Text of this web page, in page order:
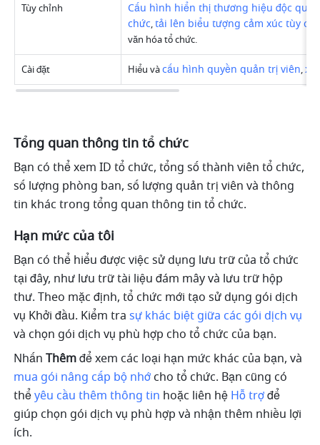
Tùy chỉnh
Cấu hình hiển thị thương hiệu độc
chức, tải lên biểu tượng cảm xúc tùy
văn hóa tổ chức.
Cài đặt Hiểu và cấu hình quyền quản trị viên,
Tổng quan thông tin tổ chức
Bạn có thể xem ID tổ chức, tổng số thành viên tổ chức,
số lượng phòng ban, số lượng quản trị viên và thông
tin khác trong tổng quan thông tin tổ chức.
Hạn mức của tôi
Bạn có thể hiểu được việc sử dụng lưu trữ của tổ chức
tại đây, như lưu trữ tài liệu đám mây và lưu trữ hộp
thư. Theo mặc định, tổ chức mới tạo sử dụng gói dịch
vụ Khởi đầu. Kiểm tra sự khác biệt giữa các gói dịch vụ
và chọn gói dịch vụ phù hợp cho tổ chức của bạn.
Nhấn Thêm
mua gói nâng cấp bộ nhớ cho tổ chức. Bạn cũng có
thể yêu cầu thêm thông tin hoặc liên hệ Hỗ trợđể
giúp chọn gói dịch vụ phù hợp và nhận thêm nhiều lợi
ích.